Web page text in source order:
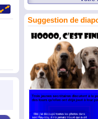
Suggestion de